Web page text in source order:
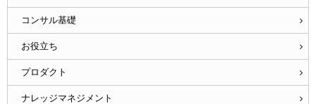
コンサル基礎
お役立ち
プロダクト
ナレッジマネジメント